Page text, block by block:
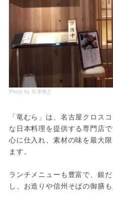
Photo by 矢澤博之
「竜むら」は、名古屋クロス
な日本料理を提供する専門店
心に仕入れ、素材の味を最大
ます。
ランチメニューも豊富で、銀
し、お造りや信州そばの御膳